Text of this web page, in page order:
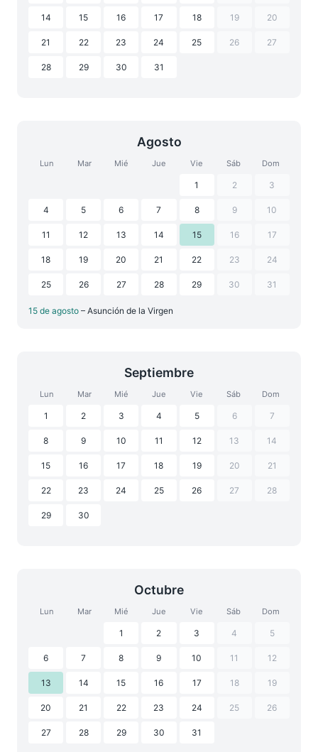
14 15 16 17 18 19 20
21 22 23 24 25 26 27
28 29 30 31
Agosto
Lun Mar Mié Jue Vie Sáb Dom
1 2 3
4 5 6 7 8 9 10
11 12 13 14 15 16 17
18 19 20 21 22 23 24
25 26 27 28 29 30 31
15 de agosto – Asunción de la Virgen
Septiembre
Lun Mar Mié Jue Vie Sáb Dom
1 2 3 4 5 6 7
8 9 10 11 12 13 14
15 16 17 18 19 20 21
22 23 24 25 26 27 28
29 30
Octubre
Lun Mar Mié Jue Vie Sáb Dom
1 2 3 4 5
6 7 8 9 10 11 12
13 14 15 16 17 18 19
20 21 22 23 24 25 26
27 28 29 30 31